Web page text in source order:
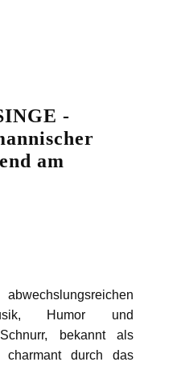
-
am
Humor und
bekannt als
charmant durch das